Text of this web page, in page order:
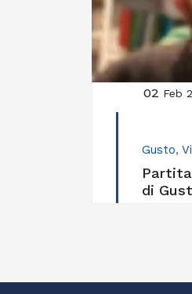
02 Feb
Gusto,
di